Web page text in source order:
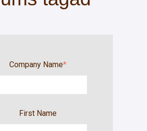
Company Name*
First Name